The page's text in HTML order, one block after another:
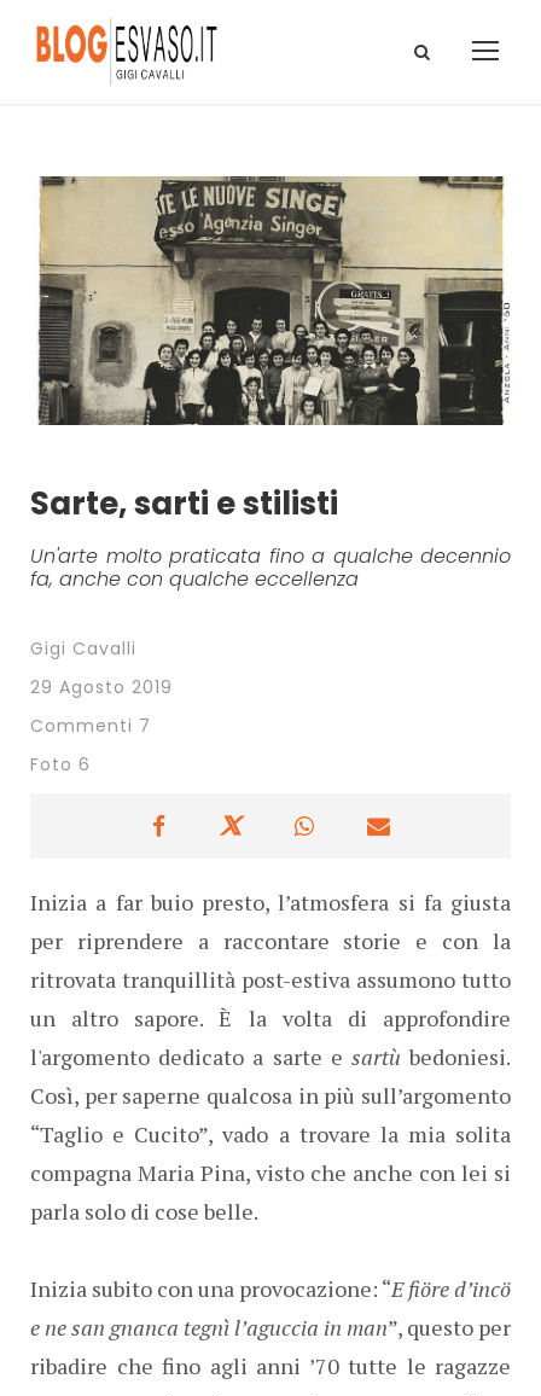
Sarte, sarti e stilisti
Un'arte molto praticata fino a qualche decennio
fa, anche con qualche eccellenza
Gigi Cavalli
29 Agosto 2019
Commenti 7
Foto 6
Inizia a far buio presto, l’atmosfera si fa giusta
per riprendere a raccontare storie e con la
ritrovata tranquillità post-estiva assumono tutto
un altro sapore. È la volta di approfondire
l'argomento dedicato a sarte e sartù bedoniesi.
Così, per saperne qualcosa in più sull’argomento
“Taglio e Cucito”, vado a trovare la mia solita
compagna Maria Pina, visto che anche con lei si
parla solo di cose belle.
Inizia subito con una provocazione: “E fiöre d’incö
e ne san gnanca tegnì l’aguccia in man”, questo per
ribadire che fino agli anni ’70 tutte le ragazze